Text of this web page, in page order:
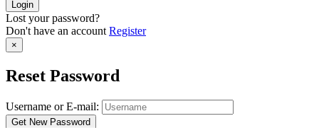
Lost your password?
Don't have an account Register
×
Reset Password
Username or E-mail: